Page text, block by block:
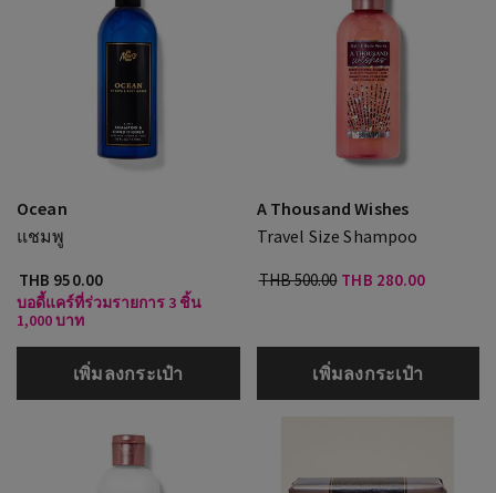
Ocean
แชมพู
THB 950.00
บอดี้แคร์ที่ร่วมรายการ 3 ชิ้น
1,000 บาท
เพิ่มลงกระเป๋า
A Thousand Wishes
Travel Size Shampoo
THB 500.00 THB 280.00
เพิ่มลงกระเป๋า